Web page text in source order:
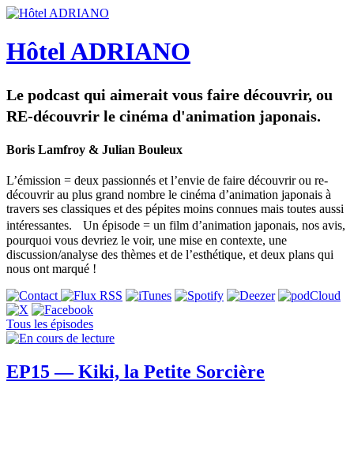
Hôtel ADRIANO
Le podcast qui aimerait vous faire découvrir, ou
RE-découvrir le cinéma d'animation japonais.
Boris Lamfroy & Julian Bouleux
L’émission = deux passionnés et l’envie de faire découvrir ou re-
découvrir au plus grand nombre le cinéma d’animation japonais à
travers ses classiques et des pépites moins connues mais toutes aussi
intéressantes. Un épisode = un film d’animation japonais, nos avis,
pourquoi vous devriez le voir, une mise en contexte, une
discussion/analyse des thèmes et de l’esthétique, et deux plans qui
nous ont marqué !
Tous les épisodes
EP15 — Kiki, la Petite Sorcière